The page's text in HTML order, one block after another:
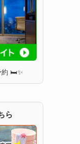
約 🛏✨
ら